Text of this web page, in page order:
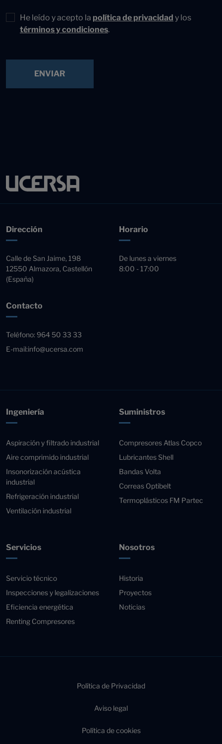
He leído y acepto la política de privacidad y los
términos y condiciones.
ENVIAR
Dirección
Calle de San Jaime, 198
12550 Almazora, Castellón
(España)
Horario
De lunes a viernes
8:00 - 17:00
Contacto
Teléfono: 964 50 33 33
E-mail:info@ucersa.com
Ingeniería
Aspiración y filtrado industrial
Aire comprimido industrial
Insonorización acústica
industrial
Refrigeración industrial
Ventilación industrial
Suministros
Compresores Atlas Copco
Lubricantes Shell
Bandas Volta
Correas Optibelt
Termoplásticos FM Partec
Servicios
Servicio técnico
Inspecciones y legalizaciones
Eficiencia energética
Renting Compresores
Nosotros
Historia
Proyectos
Noticias
Política de Privacidad
Aviso legal
Política de cookies